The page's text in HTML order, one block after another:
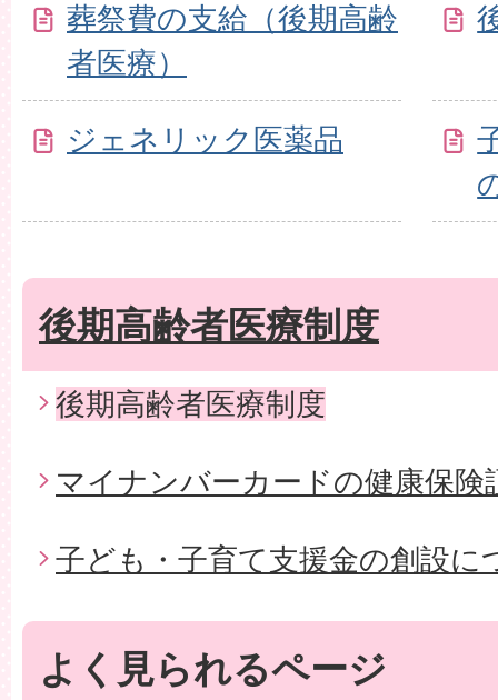
葬祭費の支給（後期高齢
者医療）
ジェネリック医薬品
後期高齢者医療制度
後期高齢者医療制度
マイナンバーカードの健康保険
子ども・子育て支援金の創設に
よく見られるページ